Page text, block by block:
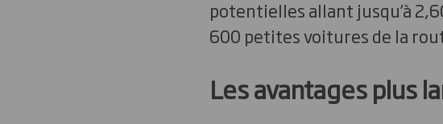
potentielles allant jusqu’à
600 petites voitures de la
Les avantages plus